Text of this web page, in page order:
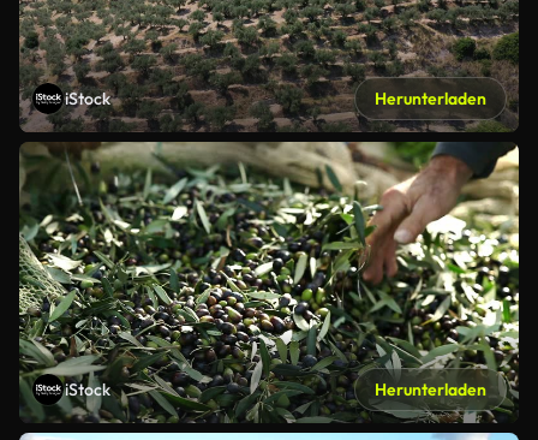
iStock Herunterladen
iStock Herunterladen